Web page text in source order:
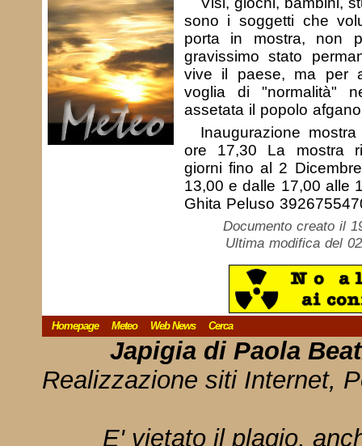
sono i soggetti che
porta in mostra, non
gravissimo stato
vive il paese, ma per
voglia di "normalità"
assetata il popolo
Inaugurazione
ore 17,30 La mostra
giorni fino al 2
13,00 e dalle 17,00 alle
Ghita Peluso
Documento creato il
Ultima modifica del
Homepage Meteo Web News Cerca
Japigia di Paola
Realizzazione siti Internet,
E' vietato il plagio,